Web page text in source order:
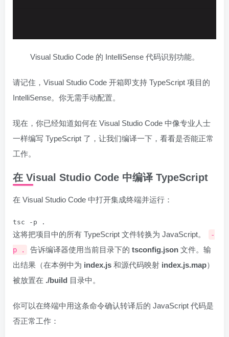
Visual Studio Code 的 IntelliSense 代码识别功能。
请记住，Visual Studio Code 开箱即支持 TypeScript 项目的
IntelliSense。你无需手动配置。
现在，你已经知道如何在 Visual Studio Code 中像专业人士
一样编写 TypeScript 了，让我们编译一下，看看是否能正常
工作。
在 Visual Studio Code 中编译 TypeScript
在 Visual Studio Code 中打开集成终端并运行：
tsc -p .
这将把项目中的所有 TypeScript 文件转换为 JavaScript。
-
p .
告诉编译器使用当前目录下的 tsconfig.json 文件。输
出结果（在本例中为 index.js 和源代码映射 index.js.map）
被放置在 ./build 目录中。
你可以在终端中用这条命令确认转译后的 JavaScript 代码是
否正常工作：